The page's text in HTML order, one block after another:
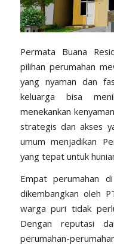
Permata Buana
pilihan perumahan
yang nyaman dan
keluarga bisa
menekankan
strategis dan akses
umum menjadikan
yang tepat untuk
Empat perumahan
dikembangkan oleh
warga puri tidak
Dengan reputasi
perumahan-